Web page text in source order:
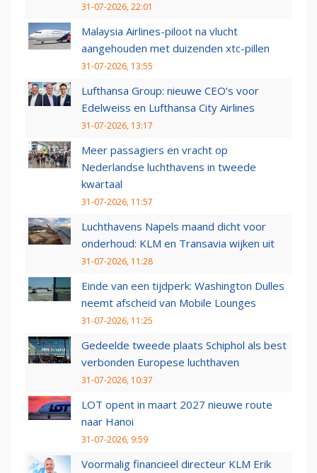
31-07-2026, 22:01
Malaysia Airlines-piloot na vlucht
aangehouden met duizenden xtc-pillen
31-07-2026, 13:55
Lufthansa Group: nieuwe CEO’s voor
Edelweiss en Lufthansa City Airlines
31-07-2026, 13:17
Meer passagiers en vracht op
Nederlandse luchthavens in tweede
kwartaal
31-07-2026, 11:57
Luchthavens Napels maand dicht voor
onderhoud: KLM en Transavia wijken uit
31-07-2026, 11:28
Einde van een tijdperk: Washington Dulles
neemt afscheid van Mobile Lounges
31-07-2026, 11:25
Gedeelde tweede plaats Schiphol als best
verbonden Europese luchthaven
31-07-2026, 10:37
LOT opent in maart 2027 nieuwe route
naar Hanoi
31-07-2026, 9:59
Voormalig financieel directeur KLM Erik